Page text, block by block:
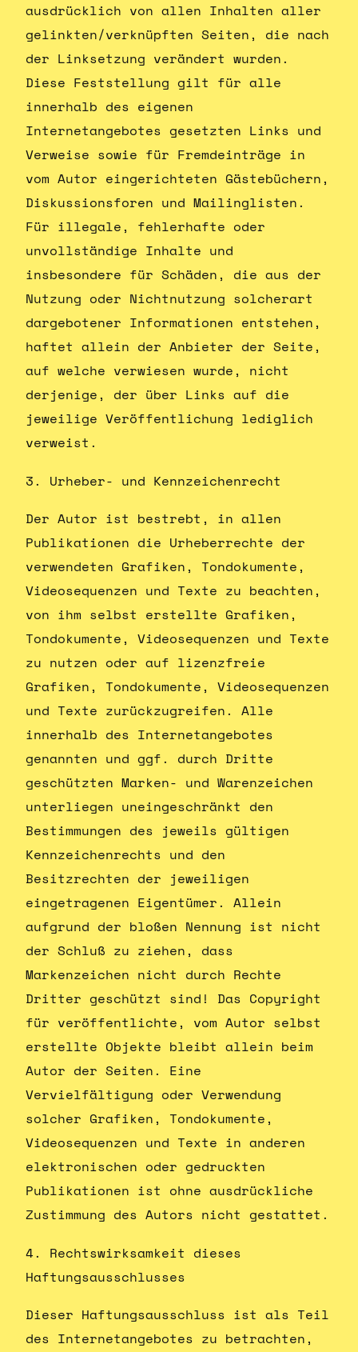
ausdrücklich von allen Inhalten aller
gelinkten/verknüpften Seiten, die nach
der Linksetzung verändert wurden.
Diese Feststellung gilt für alle
innerhalb des eigenen
Internetangebotes gesetzten Links und
Verweise sowie für Fremdeinträge in
vom Autor eingerichteten Gästebüchern,
Diskussionsforen und Mailinglisten.
Für illegale, fehlerhafte oder
unvollständige Inhalte und
insbesondere für Schäden, die aus der
Nutzung oder Nichtnutzung solcherart
dargebotener Informationen entstehen,
haftet allein der Anbieter der Seite,
auf welche verwiesen wurde, nicht
derjenige, der über Links auf die
jeweilige Veröffentlichung lediglich
verweist.
3. Urheber- und Kennzeichenrecht
Der Autor ist bestrebt, in allen
Publikationen die Urheberrechte der
verwendeten Grafiken, Tondokumente,
Videosequenzen und Texte zu beachten,
von ihm selbst erstellte Grafiken,
Tondokumente, Videosequenzen und Texte
zu nutzen oder auf lizenzfreie
Grafiken, Tondokumente, Videosequenzen
und Texte zurückzugreifen. Alle
innerhalb des Internetangebotes
genannten und ggf. durch Dritte
geschützten Marken- und Warenzeichen
unterliegen uneingeschränkt den
Bestimmungen des jeweils gültigen
Kennzeichenrechts und den
Besitzrechten der jeweiligen
eingetragenen Eigentümer. Allein
aufgrund der bloßen Nennung ist nicht
der Schluß zu ziehen, dass
Markenzeichen nicht durch Rechte
Dritter geschützt sind! Das Copyright
für veröffentlichte, vom Autor selbst
erstellte Objekte bleibt allein beim
Autor der Seiten. Eine
Vervielfältigung oder Verwendung
solcher Grafiken, Tondokumente,
Videosequenzen und Texte in anderen
elektronischen oder gedruckten
Publikationen ist ohne ausdrückliche
Zustimmung des Autors nicht gestattet.
4. Rechtswirksamkeit dieses
Haftungsausschlusses
Dieser Haftungsausschluss ist als Teil
des Internetangebotes zu betrachten,